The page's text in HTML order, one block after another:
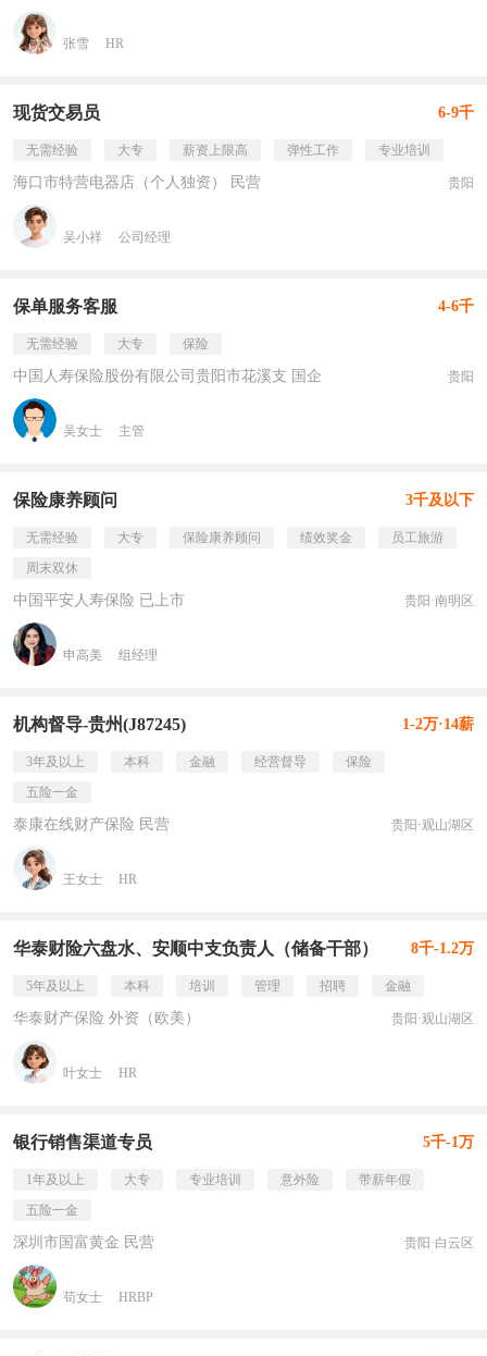
张雪 HR
现货交易员 6-9千
无需经验 大专 薪资上限高 弹性工作 专业培训
海口市特营电器店（个人独资） 民营 贵阳
吴小祥 公司经理
保单服务客服 4-6千
无需经验 大专 保险
中国人寿保险股份有限公司贵阳市花溪支 国企 贵阳
吴女士 主管
保险康养顾问 3千及以下
无需经验 大专 保险康养顾问 绩效奖金
员工旅游
周末双休
中国平安人寿保险 已上市 贵阳·南明区
申高美 组经理
机构督导-贵州(J87245) 1-2万·14薪
3年及以上 本科 金融 经营督导
保险
五险一金
泰康在线财产保险 民营 贵阳·观山湖区
王女士 HR
华泰财险六盘水、安顺中支负责人（储备干部） 8千-1.2万
5年及以上 本科 培训 管理 招聘 金融
华泰财产保险 外资（欧美） 贵阳·观山湖区
叶女士 HR
银行销售渠道专员 5千-1万
1年及以上 大专 专业培训 意外险
带薪年假
五险一金
深圳市国富黄金 民营 贵阳·白云区
苟女士 HRBP